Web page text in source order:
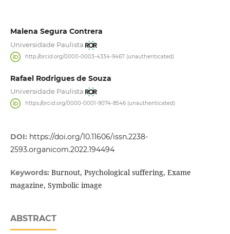
Malena Segura Contrera
Universidade Paulista
http://orcid.org/0000-0003-4334-9467 (unauthenticated)
Rafael Rodrigues de Souza
Universidade Paulista
https://orcid.org/0000-0001-9074-8546 (unauthenticated)
DOI: https://doi.org/10.11606/issn.2238-
2593.organicom.2022.194494
Keywords: Burnout, Psychological suffering, Exame
magazine, Symbolic image
ABSTRACT